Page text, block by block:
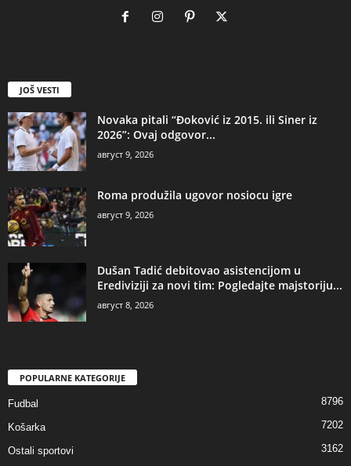
JOŠ VESTI
Novaka pitali “Đoković iz 2015. ili Siner iz
2026”: Ovaj odgovor...
август 9, 2026
Roma produžila ugovor nosiocu igre
август 9, 2026
Dušan Tadić debitovao asistencijom u
Erediviziji za novi tim: Pogledajte majstoriju...
август 8, 2026
POPULARNE KATEGORIJE
Fudbal 8796
Košarka 7202
Ostali sportovi 3162